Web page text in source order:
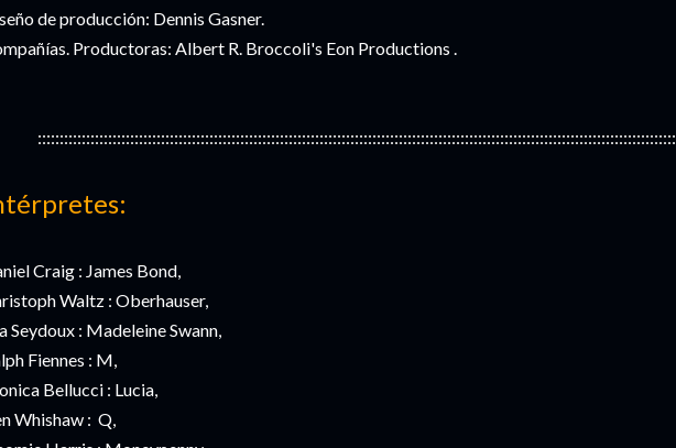
de producción: Dennis Gasner.
Productoras: Albert R. Broccoli's Eon Productions .
:::::::::::::::::::::::::::::::::::::::::::::::::::::::::::::::::::::::::::::::::::::::::::::::::::::::::::::::::::::::::::::::::::::::::::::::::
Craig : James Bond,
Waltz : Oberhauser,
Seydoux : Madeleine Swann,
Fiennes : M,
Bellucci : Lucia,
Whishaw : Q,